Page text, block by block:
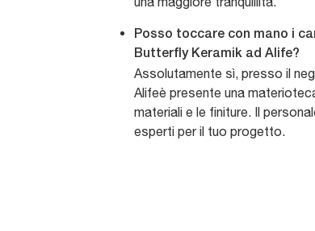
Posso toccare con mano i
Butterfly Keramik ad Alife?
Assolutamente sì, presso il
Alifeè presente una
materiali e le finiture. Il
esperti per il tuo progetto.